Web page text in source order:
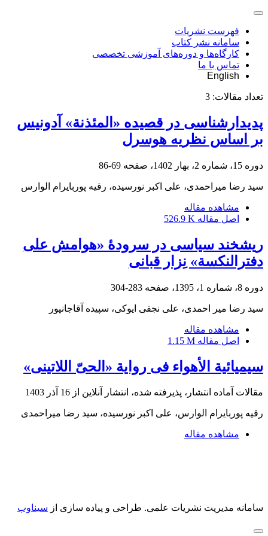
فهرست نشریات
سامانه نشر کتاب
کارگاه‌ها و دوره‌های آموزشی تخصصی
تماس با ما
English
تعداد مقالات: 3
پدیدارشناسی در قصیده «المئذنة» آدونیس
بر اساس نظریه هوسرل
دوره 15، شماره 2، بهار 1402، صفحه 69-86
سید رضا میراحمدی، علی اکبر نورسیده، رقیه پوربایرام الوارس
مشاهده مقاله
اصل مقاله 526.9 K
ریشخند سیاسی در سرودۀ «هوامش علی
دفترالنکسة» نِزار قبانی
دوره 8، شماره 1، 1395، صفحه 283-304
سید رضا میر احمدی، علی نجفی ایوکی، سپیده آقاجانپور
مشاهده مقاله
اصل مقاله 1.15 M
سیمیائیة الأهواء فی روایة «الحیّ اللاتینی»
مقالات آماده انتشار، پذیرفته شده، انتشار آنلاین از 16 آذر 1403
رقیه پوربایرام الوارس، علی اکبر نورسیده، سید رضا میراحمدی
مشاهده مقاله
سامانه مدیریت نشریات علمی. طراحی و پیاده سازی از سیناوب